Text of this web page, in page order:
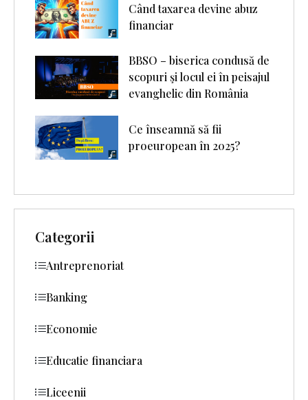
Când taxarea devine abuz
financiar
BBSO – biserica condusă de
scopuri şi locul ei în peisajul
evanghelic din România
Ce înseamnă să fii
proeuropean în 2025?
Categorii
Antreprenoriat
Banking
Economie
Educatie financiara
Liceenii